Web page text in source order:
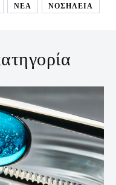
ΝΕΑ
ΝΟΣΗΛΕΙΑ